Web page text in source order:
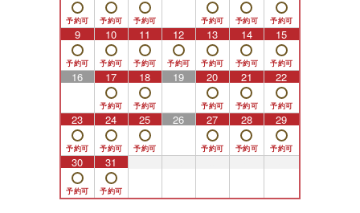
9 10 11 12 13 14 15
16 17 18 19 20 21 22
23 24 25 26 27 28 29
30 31